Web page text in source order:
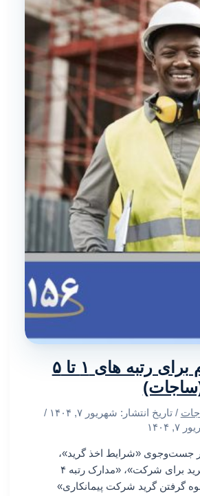
مدارک لازم برای رتبه های ۱ تا ۵
/ تاریخ انتشار: شهریور ۷, ۱۴۰۴
/
جست‌وجوی «شرایط اخذ گرید»،
«شرایط گرفتن گرید برای شرکت»، «مدارک رتبه ۴
گرفتن گرید شرکت پیمانکاری»